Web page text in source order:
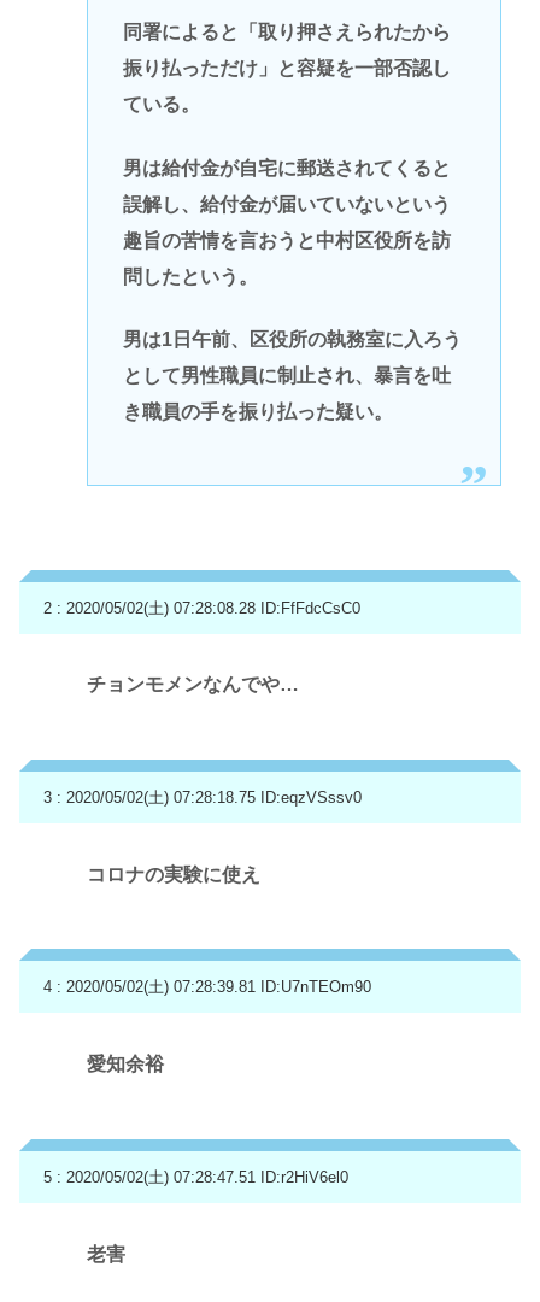
同署によると「取り押さえられたから
振り払っただけ」と容疑を一部否認し
ている。
男は給付金が自宅に郵送されてくると
誤解し、給付金が届いていないという
趣旨の苦情を言おうと中村区役所を訪
問したという。
男は1日午前、区役所の執務室に入ろう
として男性職員に制止され、暴言を吐
き職員の手を振り払った疑い。
2 : 2020/05/02(土) 07:28:08.28 ID:FfFdcCsC0
チョンモメンなんでや…
3 : 2020/05/02(土) 07:28:18.75 ID:eqzVSssv0
コロナの実験に使え
4 : 2020/05/02(土) 07:28:39.81 ID:U7nTEOm90
愛知余裕
5 : 2020/05/02(土) 07:28:47.51 ID:r2HiV6el0
老害